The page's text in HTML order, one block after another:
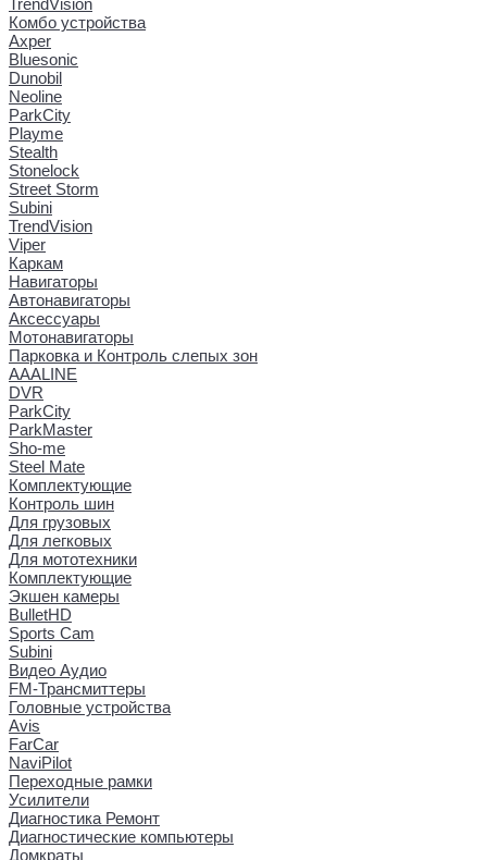
Комбо устройства
Axper
Bluesonic
Dunobil
Neoline
ParkCity
Playme
Stealth
Stonelock
Street Storm
Subini
TrendVision
Viper
Каркам
Навигаторы
Автонавигаторы
Аксессуары
Мотонавигаторы
Парковка и Контроль слепых зон
AAALINE
DVR
ParkCity
ParkMaster
Sho-me
Steel Mate
Комплектующие
Контроль шин
Для грузовых
Для легковых
Для мототехники
Комплектующие
Экшен камеры
BulletHD
Sports Cam
Subini
Видео Аудио
FM-Трансмиттеры
Головные устройства
Avis
FarCar
NaviPilot
Переходные рамки
Усилители
Диагностика Ремонт
Диагностические компьютеры
Домкраты